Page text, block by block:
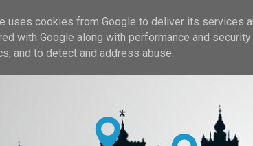
uses cookies from Google to deliver its services
with Google along with performance and
and to detect and address abuse.